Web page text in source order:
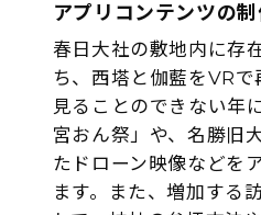
アプリコンテンツの
春日大社の敷地内に存
ち、西塔と伽藍をVR
見ることのできない年
宮おん祭」や、名勝旧
たドローン映像などを
ます。また、増加する